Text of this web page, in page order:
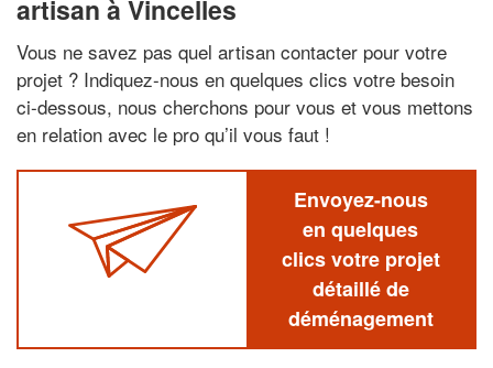
artisan à Vincelles
Vous ne savez pas quel artisan contacter pour votre
projet ? Indiquez-nous en quelques clics votre besoin
ci-dessous, nous cherchons pour vous et vous mettons
en relation avec le pro qu’il vous faut !
Envoyez-nous
en quelques
clics votre projet
détaillé de
déménagement